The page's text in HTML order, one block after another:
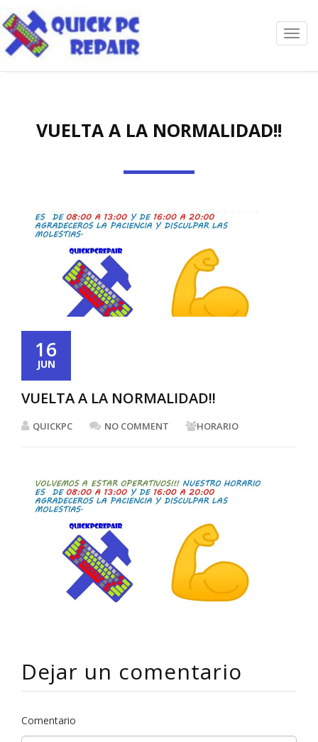
VUELTA A LA NORMALIDAD!!
16
JUN
VUELTA A LA NORMALIDAD!!
QUICKPC NO COMMENT HORARIO
Dejar un comentario
Comentario